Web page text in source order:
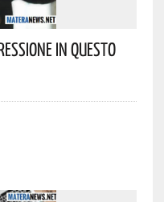
In Questo